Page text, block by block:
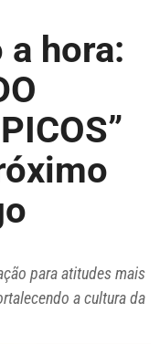
a hora:
para atitudes mais
a cultura da